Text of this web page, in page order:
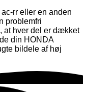
rr eller en anden
problemfri
at hver del er dækket
din HONDA
bildele af høj